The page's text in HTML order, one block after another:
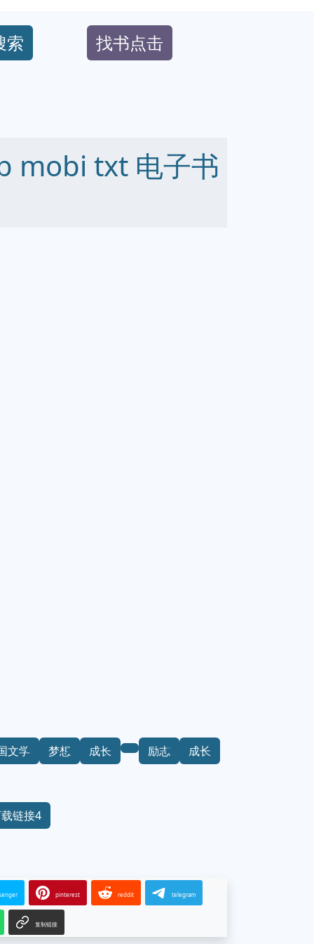
索 找书点击
mobi txt 电子书
文学 梦想 成长 励志 成长
链接4
pinterest reddit telegram
复制链接